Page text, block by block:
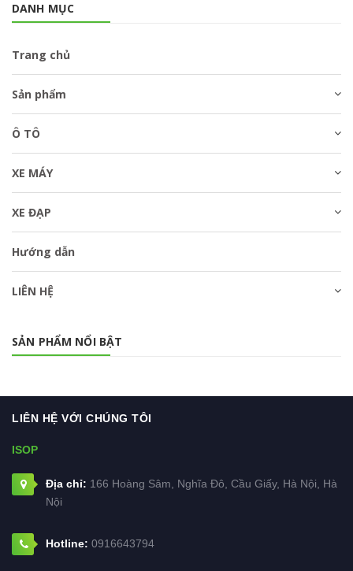
DANH MỤC
Trang chủ
Sản phẩm
Ô TÔ
XE MÁY
XE ĐẠP
Hướng dẫn
LIÊN HỆ
SẢN PHẨM NỔI BẬT
LIÊN HỆ VỚI CHÚNG TÔI
ISOP
Địa chỉ: 166 Hoàng Sâm, Nghĩa Đô, Cầu Giấy, Hà Nội, Hà
Nội
Hotline: 0916643794